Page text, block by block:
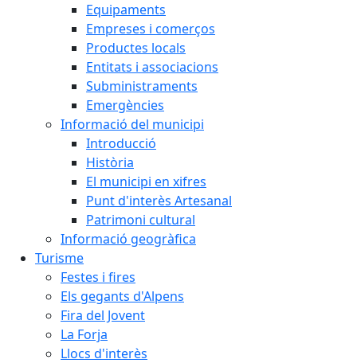
Equipaments
Empreses i comerços
Productes locals
Entitats i associacions
Subministraments
Emergències
Informació del municipi
Introducció
Història
El municipi en xifres
Punt d'interès Artesanal
Patrimoni cultural
Informació geogràfica
Turisme
Festes i fires
Els gegants d'Alpens
Fira del Jovent
La Forja
Llocs d'interès